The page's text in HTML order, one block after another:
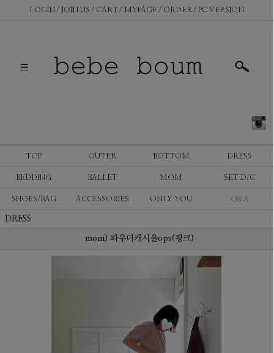
LOGIN JOIN US CART MYPAGE ORDER PC VERSION
TOP OUTER BOTTOM DRESS
BEDDING BALLET MOM SET D/C
SHOES/BAG ACCESSORIES ONLY YOU Q&A
DRESS
mom) 파우더캐시울ops(핑크)